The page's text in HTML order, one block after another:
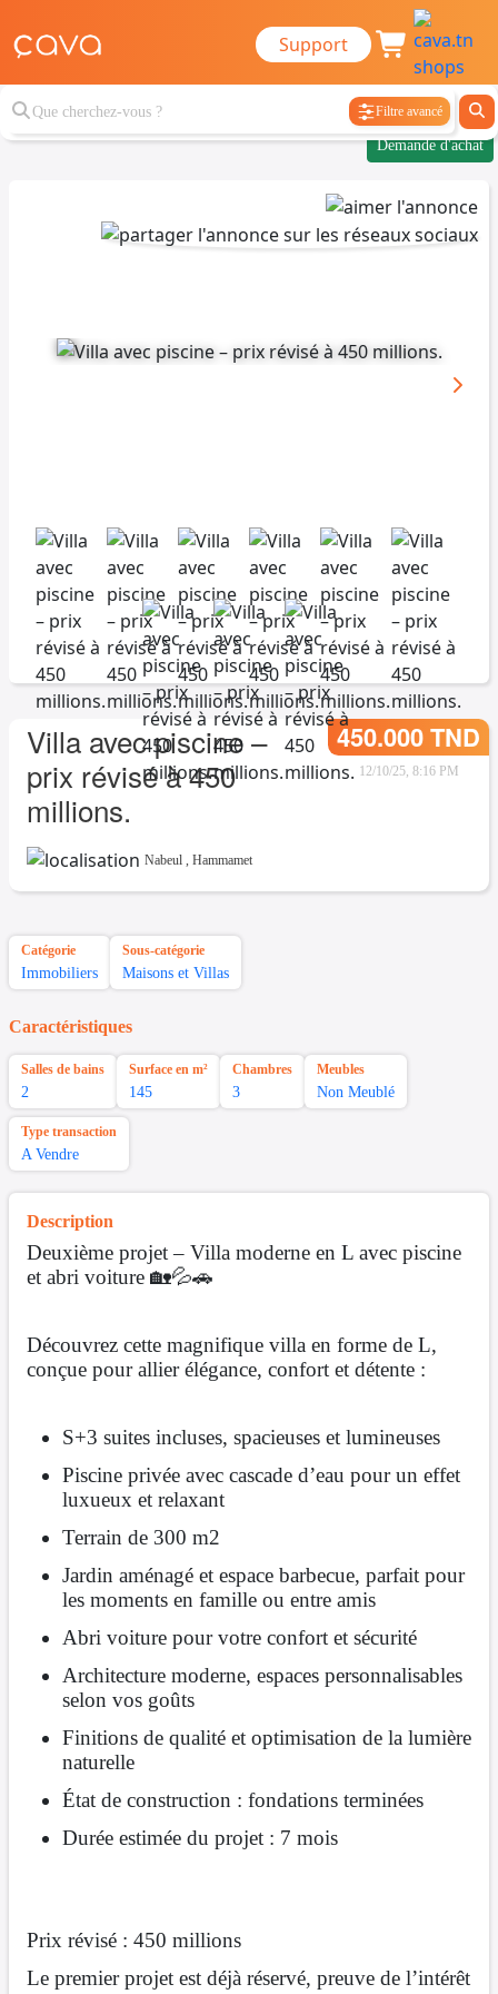
Support
Filtre avancé
Demande d'achat
Villa avec piscine –
prix révisé à 450
millions.
450.000 TND
12/10/25, 8:16 PM
Nabeul , Hammamet
Catégorie
Immobiliers
Sous-catégorie
Maisons et Villas
Caractéristiques
Salles de bains
2
Surface en m²
145
Chambres
3
Meubles
Non Meublé
Type transaction
A Vendre
Description
Deuxième projet – Villa moderne en L avec piscine
et abri voiture 🏡💦🚗
Découvrez cette magnifique villa en forme de L,
conçue pour allier élégance, confort et détente :
S+3 suites incluses, spacieuses et lumineuses
Piscine privée avec cascade d’eau pour un effet
luxueux et relaxant
Terrain de 300 m2
Jardin aménagé et espace barbecue, parfait pour
les moments en famille ou entre amis
Abri voiture pour votre confort et sécurité
Architecture moderne, espaces personnalisables
selon vos goûts
Finitions de qualité et optimisation de la lumière
naturelle
État de construction : fondations terminées
Durée estimée du projet : 7 mois
Prix révisé : 450 millions
Le premier projet est déjà réservé, preuve de l’intérêt